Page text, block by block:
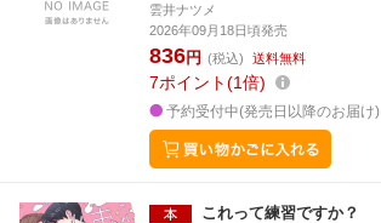
雲井ナツメ
2026年09月18日頃発売
836円 (税込) 送料無料
7ポイント 1倍
予約受付中(発売日以降のお届け)
これって練習ですか？